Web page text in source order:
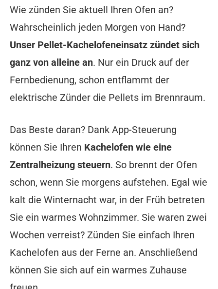
Wie zünden Sie aktuell Ihren Ofen an?
Wahrscheinlich jeden Morgen von Hand?
Unser Pellet-Kachelofeneinsatz zündet sich
ganz von alleine an. Nur ein Druck auf der
Fernbedienung, schon entflammt der
elektrische Zünder die Pellets im Brennraum.
Das Beste daran? Dank App-Steuerung
können Sie Ihren Kachelofen wie eine
Zentralheizung steuern. So brennt der Ofen
schon, wenn Sie morgens aufstehen. Egal wie
kalt die Winternacht war, in der Früh betreten
Sie ein warmes Wohnzimmer. Sie waren zwei
Wochen verreist? Zünden Sie einfach Ihren
Kachelofen aus der Ferne an. Anschließend
können Sie sich auf ein warmes Zuhause